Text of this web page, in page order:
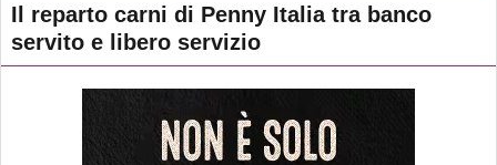
Il reparto carni di Penny Italia tra banco
servito e libero servizio